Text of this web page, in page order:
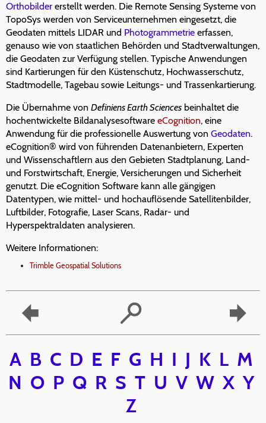
Orthobilder erstellt werden. Die Remote Sensing Systeme von
TopoSys werden von Serviceunternehmen eingesetzt, die
Geodaten mittels LIDAR und Photogrammetrie erfassen,
genauso wie von staatlichen Behörden und Stadtverwaltungen,
die Geodaten zur Verfügung stellen. Typische Anwendungen
sind Kartierungen für den Küstenschutz, Hochwasserschutz,
Stadtmodelle, Tagebau sowie Leitungs- und Trassenkartierung.
Die Übernahme von Definiens Earth Sciences beinhaltet die
hochentwickelte Bildanalysesoftware eCognition, eine
Anwendung für die professionelle Auswertung von Geodaten.
eCognition® wird von führenden Datenanbietern, Experten
und Wissenschaftlern aus den Gebieten Stadtplanung, Land-
und Forstwirtschaft, Energie, Versicherungen und Sicherheit
genutzt. Die eCognition Software kann alle gängigen
Datentypen, wie mittel- und hochauflösende Satellitenbilder,
Luftbilder, Fotografie, Laser Scans, Radar- und
Hyperspektraldaten analysieren.
Weitere Informationen:
Trimble Geospatial Solutions
A B C D E F G H I J K L M
N O P Q R S T U V W X Y
Z